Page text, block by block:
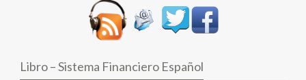
Libro – Sistema Financiero Español